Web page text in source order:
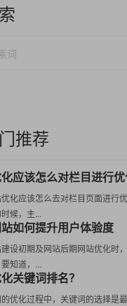
推荐
应该怎么对栏目进行
化应该怎么去对栏目页面进行
候，主...
如何提升用户体验度
设初期及网站后期网站优化时
知道，...
关键词排名？
优化过程中，关键词的选择是